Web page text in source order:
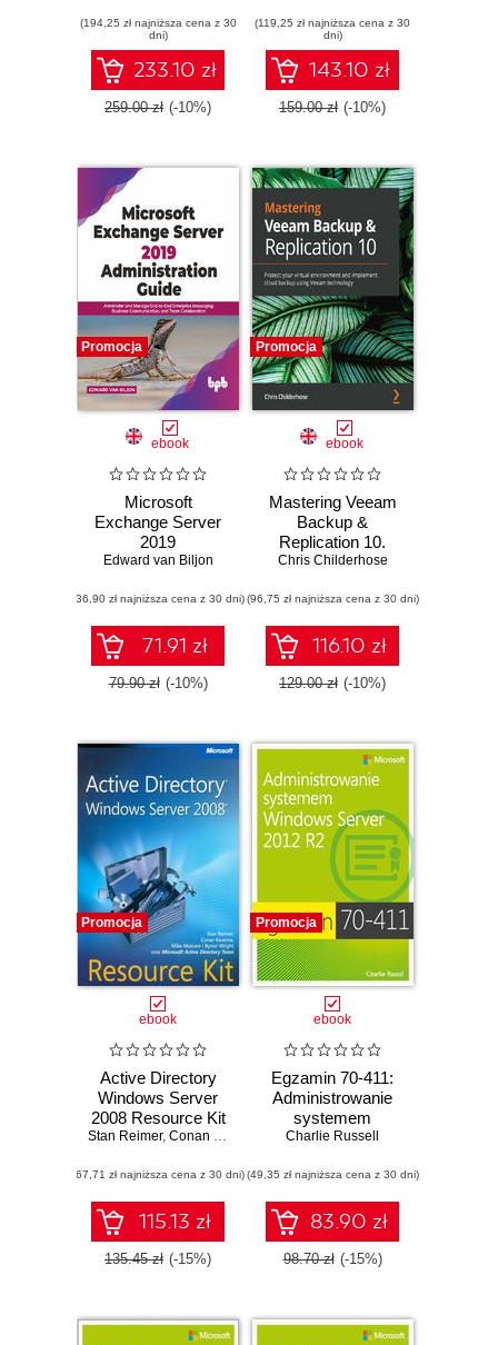
administrators to
install, manage,
and deploy new
capabilities with
Windows Server
(194,25 zł najniższa cena z 30
dni)
233.10 zł
259.00 zł (-10%)
administration and
configuration
(119,25 zł najniższa cena z 30
dni)
143.10 zł
159.00 zł (-10%)
Promocja
ebook
Microsoft
Exchange Server
2019
Administration
Edward van Biljon
(36,90 zł najniższa cena z 30 dni)
71.91 zł
79.90 zł (-10%)
Promocja
ebook
Mastering Veeam
Backup &
Replication 10.
Protect your virtual
implement cloud
backup using
Veeam technology
Chris Childerhose
(96,75 zł najniższa cena z 30 dni)
116.10 zł
129.00 zł (-10%)
Promocja
ebook
Active Directory
Windows Server
2008 Resource Kit
Stan Reimer, Conan Kezema Mike Mulcare,Byron Wright
(67,71 zł najniższa cena z 30 dni)
115.13 zł
135.45 zł (-15%)
Promocja
ebook
Egzamin 70-411:
Administrowanie
systemem
Windows Server
Charlie Russell
(49,35 zł najniższa cena z 30 dni)
83.90 zł
98.70 zł (-15%)